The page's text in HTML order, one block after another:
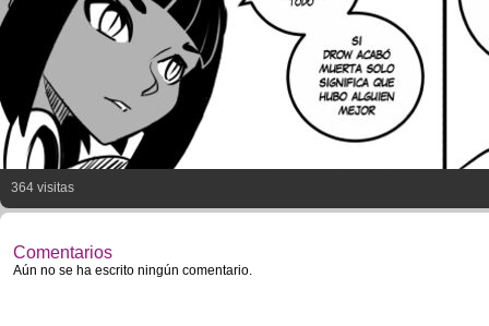
364 visitas
Comentarios
Aún no se ha escrito ningún comentario.